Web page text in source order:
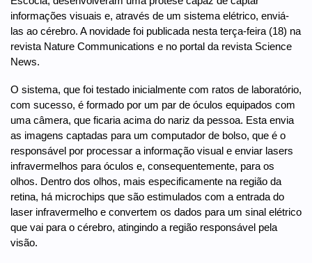
informações visuais e, através de um sistema elétrico, enviá-
las ao cérebro. A novidade foi publicada nesta terça-feira (18) na
revista Nature Communications e no portal da revista Science
News.
O sistema, que foi testado inicialmente com ratos de laboratório,
com sucesso, é formado por um par de óculos equipados com
uma câmera, que ficaria acima do nariz da pessoa. Esta envia
as imagens captadas para um computador de bolso, que é o
responsável por processar a informação visual e enviar lasers
infravermelhos para óculos e, consequentemente, para os
olhos. Dentro dos olhos, mais especificamente na região da
retina, há microchips que são estimulados com a entrada do
laser infravermelho e convertem os dados para um sinal elétrico
que vai para o cérebro, atingindo a região responsável pela
visão.